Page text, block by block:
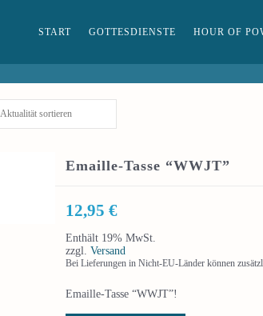
START GOTTESDIENSTE HOUR OF
Emaille-Tasse “WWJT”
12,95 €
Enthält 19% MwSt.
zzgl. Versand
Bei Lieferungen in Nicht-EU-Länder können
Emaille-Tasse “WWJT”!